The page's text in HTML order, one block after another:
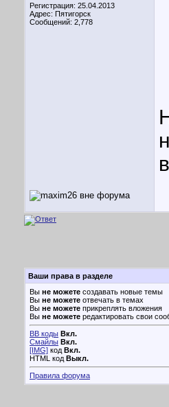
Регистрация: 25.04.2013
Адрес: Пятигорск
Сообщений: 2,778
Ваши права в разделе
Вы не можете создавать новые темы
Вы не можете отвечать в темах
Вы не можете прикреплять вложения
Вы не можете редактировать свои
BB коды Вкл.
Смайлы Вкл.
[IMG] код Вкл.
HTML код Выкл.
Правила форума